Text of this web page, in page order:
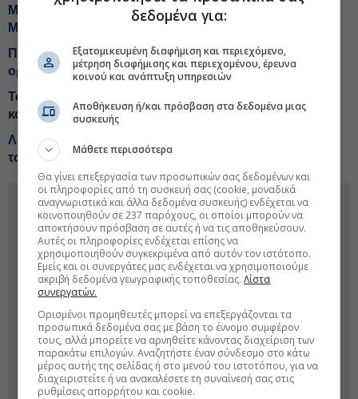
MINOAN LINES: Έως 50% έκπτωση για ταξίδια στη
Μήλο
ΠΑΣΟΚ: Η κυβέρνηση δεν έκανε τίποτα για
οργανωμένες κοινωνικές εκπτώσεις στην ακτοπλοϊα
Το Κέμπριτζ επανεξετάζει τις διαδικασίες πρόσληψης
καθηγητών
Λειψία: Επανήλθαν οι πτήσεις μετά τον συναγερμό για
το drone με εκρηκτικά
δεδομένα για:
Εξατομικευμένη διαφήμιση και περιεχόμενο,
μέτρηση διαφήμισης και περιεχομένου, έρευνα
κοινού και ανάπτυξη υπηρεσιών
Αποθήκευση ή/και πρόσβαση στα δεδομένα μιας
συσκευής
Μάθετε περισσότερα
Θα γίνει επεξεργασία των προσωπικών σας δεδομένων και
οι πληροφορίες από τη συσκευή σας (cookie, μοναδικά
αναγνωριστικά και άλλα δεδομένα συσκευής) ενδέχεται να
κοινοποιηθούν σε 237 παρόχους, οι οποίοι μπορούν να
αποκτήσουν πρόσβαση σε αυτές ή να τις αποθηκεύσουν.
Αυτές οι πληροφορίες ενδέχεται επίσης να
χρησιμοποιηθούν συγκεκριμένα από αυτόν τον ιστότοπο.
Εμείς και οι συνεργάτες μας ενδέχεται να χρησιμοποιούμε
ακριβή δεδομένα γεωγραφικής τοποθεσίας.Λίστα
συνεργατών.
Ορισμένοι προμηθευτές μπορεί να επεξεργάζονται τα
προσωπικά δεδομένα σας με βάση το έννομο συμφέρον
τους, αλλά μπορείτε να αρνηθείτε κάνοντας διαχείριση των
παρακάτω επιλογών. Αναζητήστε έναν σύνδεσμο στο κάτω
μέρος αυτής της σελίδας ή στο μενού του ιστοτόπου, για να
διαχειριστείτε ή να ανακαλέσετε τη συναίνεσή σας στις
ρυθμίσεις απορρήτου και cookie.